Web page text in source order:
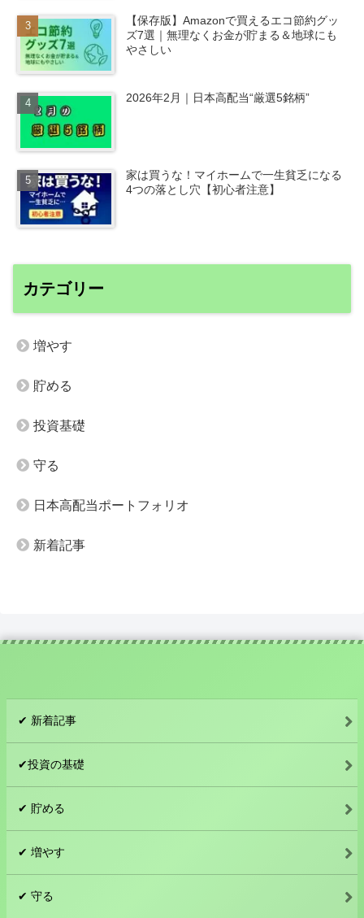
【保存版】Amazonで買えるエコ節約グッ
ズ7選｜無理なくお金が貯まる＆地球にも
やさしい
2026年2月｜日本高配当“厳選5銘柄”
家は買うな！マイホームで一生貧乏になる
4つの落とし穴【初心者注意】
カテゴリー
増やす
貯める
投資基礎
守る
日本高配当ポートフォリオ
新着記事
✔︎ 新着記事
✔︎投資の基礎
✔︎ 貯める
✔︎ 増やす
✔︎ 守る